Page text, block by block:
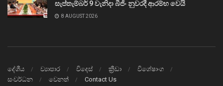
සැප්තැම්බර් 9 වැනිදා බීජිං නුවරදී ආරම්භ වෙයි
8 AUGUST 2026
දේශීය ව්‍යාපාර විදෙස් ක්‍රීඩා
විශේෂාංග
සංවර්ධන
වෙනත් Contact Us